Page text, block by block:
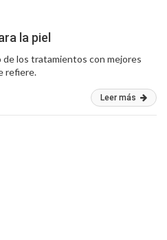
la piel
de los tratamientos con mejores
refiere.
Leer más